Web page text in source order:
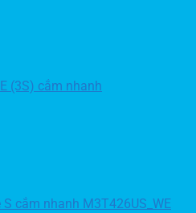
(3S) cắm nhanh
cắm nhanh M3T426US_WE